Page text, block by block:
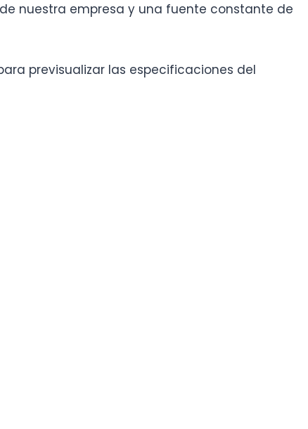
nuestra empresa y una fuente constante de
previsualizar las especificaciones del